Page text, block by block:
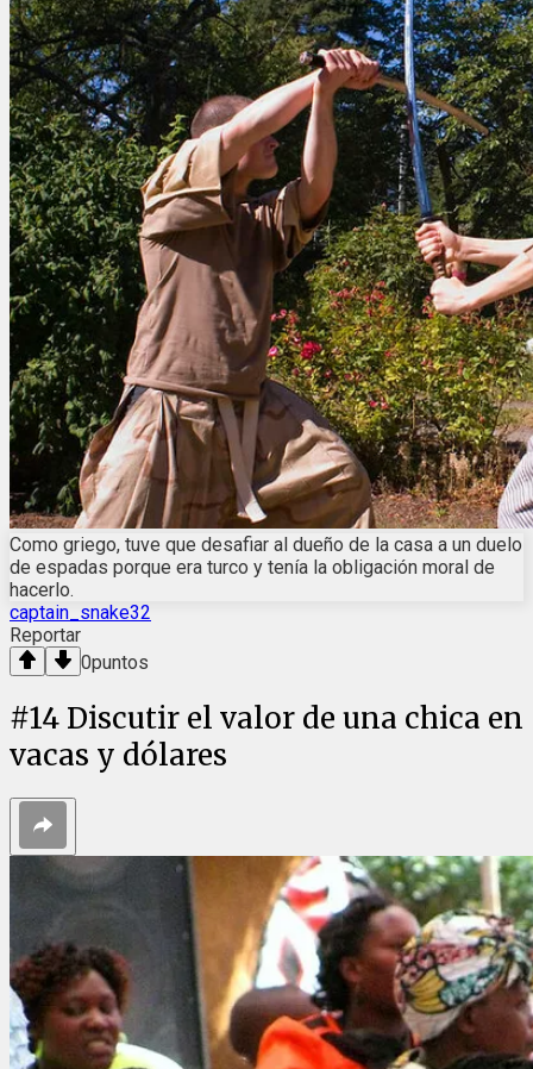
Como griego, tuve que desafiar al dueño de la casa a un duelo
de espadas porque era turco y tenía la obligación moral de
hacerlo.
captain_snake32
Reportar
0puntos
#14 Discutir el valor de una chica en
vacas y dólares